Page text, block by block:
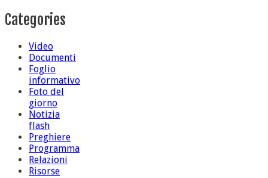
Categories
Video
Documenti
Foglio
informativo
Foto del
giorno
Notizia
flash
Preghiere
Programma
Relazioni
Risorse